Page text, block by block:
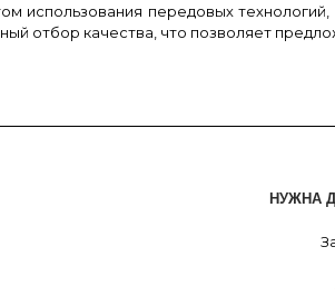
использования передовых
отбор качества, что позволяет
НУЖНА